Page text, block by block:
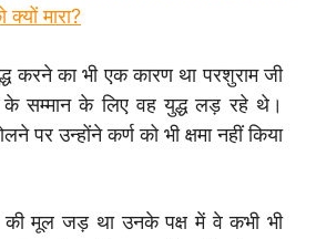
क्यों मारा?
करने का भी एक कारण था परशुराम जी
के सम्मान के लिए वह युद्ध लड़ रहे थे।
पर उन्होंने कर्ण को भी क्षमा नहीं किया
की मूल जड़ था उनके पक्ष में वे कभी भी